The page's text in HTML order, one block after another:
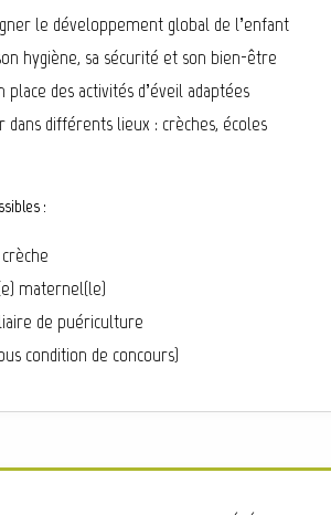
le développement global de l’enfant
hygiène, sa sécurité et son bien-être
place des activités d’éveil adaptées
dans différents lieux : crèches, écoles
:
maternel(le)
de puériculture
condition de concours)